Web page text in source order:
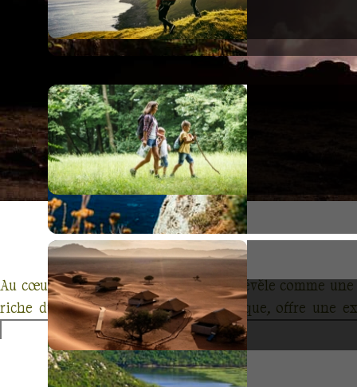
Au cœur de l'Andalousie, Grenade se révèle comme
riche d'un patrimoine historique unique, offre une
Grenade, vous vous aventurerez dans les ruelles de
Generalife. Chaque coin de rue est une invitation à
Laissez-vous guider par le charme de Grenade, une